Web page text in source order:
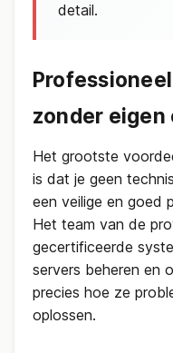
detail.
zonder
Het grootste
is dat je geen
een veilige en goed
Het team van de
gecertificeerde
servers beheren en
precies hoe ze
oplossen.